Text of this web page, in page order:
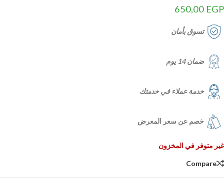
650,00 EGP
تسوق بأمان
ضمان 14 يوم
خدمة عملاء في خدمتك
خصم عن سعر المعرض
غير متوفر في المخزون
Compare